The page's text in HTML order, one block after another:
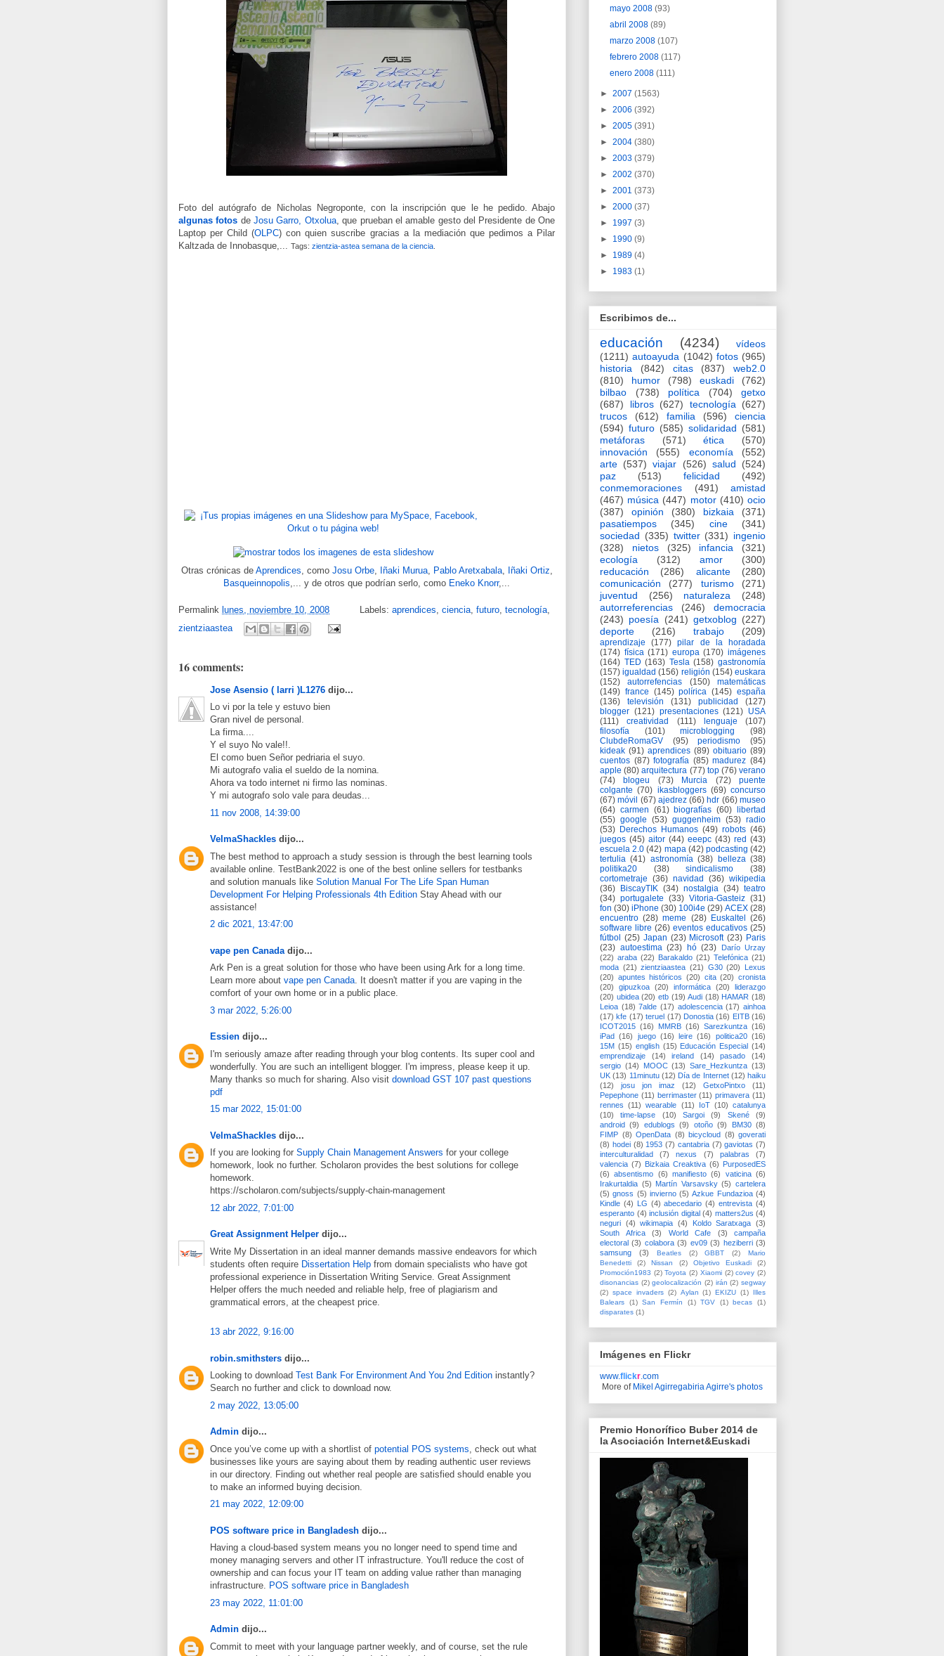
Foto del autógrafo de Nicholas Negroponte, con la inscripción que le he pedido. Abajo
algunas fotos deJosu Garro, Otxolua, que prueban el amable gesto del Presidente de One
Laptop per Child (OLPC) con quien suscribe gracias a la mediación que pedimos a Pilar
Kaltzada de Innobasque,...
Tags: zientzia-astea semana de la ciencia
Otras crónicas de Aprendices , como Josu Orbe, Iñaki Murua, Pablo Aretxabala, Iñaki Ortiz
Basqueinnopolis ,... y de otros que podrían serlo, como Eneko Knorr,...
Permalink lunes, noviembre 10, 2008 Labels: aprendices, ciencia, futuro, tecnología,
zientziaastea
16 comments:
Jose Asensio ( larri )L1276 dijo...
Lo vi por la tele y estuvo bien
Gran nivel de personal.
La firma....
Y el suyo No vale!!.
El como buen Señor pedriaria el suyo.
Mi autografo valia el sueldo de la nomina.
Ahora va todo internet ni firmo las nominas.
Y mi autografo solo vale para deudas...
11 nov 2008, 14:39:00
VelmaShackles dijo...
The best method to approach a study session is through the best learning tools
available online. TestBank2022 is one of the best online sellers for testbanks
and solution manuals like Solution Manual For The Life Span Human
Development For Helping Professionals 4th Edition Stay Ahead with our
assistance!
2 dic 2021, 13:47:00
vape pen Canada dijo...
Ark Pen is a great solution for those who have been using Ark for a long time.
Learn more about vape pen Canada. It doesn't matter if you are vaping in the
comfort of your own home or in a public place.
3 mar 2022, 5:26:00
Essien dijo...
I'm seriously amaze after reading through your blog contents. Its super cool and
wonderfully. You are such an intelligent blogger. I'm impress, please keep it up.
Many thanks so much for sharing. Also visit download GST 107 past questions
pdf
15 mar 2022, 15:01:00
VelmaShackles dijo...
If you are looking for Supply Chain Management Answers for your college
homework, look no further. Scholaron provides the best solutions for college
homework.
https://scholaron.com/subjects/supply-chain-management
12 abr 2022, 7:01:00
Great Assignment Helper dijo...
Write My Dissertation in an ideal manner demands massive endeavors for which
students often require Dissertation Help from domain specialists who have got
professional experience in Dissertation Writing Service. Great Assignment
Helper offers the much needed and reliable help, free of plagiarism and
grammatical errors, at the cheapest price.
13 abr 2022, 9:16:00
robin.smithsters dijo...
Looking to download Test Bank For Environment And You 2nd Edition instantly?
Search no further and click to download now.
2 may 2022, 13:05:00
Admin dijo...
Once you’ve come up with a shortlist of potential POS systems , check out what
businesses like yours are saying about them by reading authentic user reviews
in our directory. Finding out whether real people are satisfied should enable you
to make an informed buying decision.
21 may 2022, 12:09:00
POS software price in Bangladesh dijo...
Having a cloud-based system means you no longer need to spend time and
money managing servers and other IT infrastructure. You'll reduce the cost of
ownership and can focus your IT team on adding value rather than managing
infrastructure. POS software price in Bangladesh
23 may 2022, 11:01:00
Admin dijo...
Commit to meet with your language partner weekly, and of course, set the rule
mayo 2008(93)
abril 2008(89)
marzo 2008(107)
febrero 2008(117)
enero 2008(111)
► 2007 (1563)
► 2006 (392)
► 2005 (391)
► 2004 (380)
► 2003 (379)
► 2002 (370)
► 2001 (373)
► 2000 (37)
► 1997 (3)
► 1990 (9)
► 1989 (4)
► 1983 (1)
Escribimos de...
educación (4234)
vídeos
(1211) autoayuda (1042) fotos (965)
historia
(842) citas (837)
web2.0
(810)
humor (798) euskadi
(762)
bilbao
(738) política (704)
getxo
(687)
libros (627) tecnología
(627)
trucos
(612) familia (596)
ciencia
(594) futuro (585) solidaridad (581)
metáforas
(571) ética
(570)
innovación
(555) economía
(552)
arte (537) viajar (526) salud
(524)
paz
(513) felicidad
(492)
conmemoraciones
(491)
amistad
(467) música (447) motor (410) ocio
(387)
opinión (380) bizkaia
(371)
pasatiempos
(345) cine
(341)
sociedad (335) twitter (331) ingenio
(328)
nietos (325) infancia
(321)
ecología
(312) amor
(300)
reducación
(286) alicante
(280)
comunicación
(277) turismo
(271)
juventud
(256) naturaleza
(248)
autorreferencias
(246)
democracia
(243) poesía (241) getxoblog (227)
deporte
(216) trabajo (209)
aprendizaje (177)
pilar de la horadada
(174) física (171) europa (170) imágenes
(164) TED (163) Tesla (158) gastronomía
(157) igualdad (156) religión (154) euskara
(152)
autorrefencias (150)
matemáticas
(149) france (145) polírica (145) españa
(136)
televisión (131) publicidad
(127)
blogger (121) presentaciones (121) USA
(111)
creatividad (111) lenguaje
(107)
filosofía
(101) microblogging
(98)
ClubdeRomaGV
(95) periodismo
(95)
kideak (91) aprendices (89) obituario (89)
cuentos (87) fotografía (85) madurez (84)
apple (80) arquitectura (77) top (76) verano
(74)
blogeu (73) Murcia (72)
puente
colgante (70) ikasbloggers (69) concurso
(67) móvil (67) ajedrez (66) hdr (66) museo
(64) carmen (61) biografías (60)
libertad
(55) google (53) guggenheim (53) radio
(53) Derechos Humanos (49) robots (46)
juegos (45) aitor (44) eeepc (43) red (43)
escuela 2.0 (42) mapa (42) podcasting (42)
tertulia (41) astronomía (38) belleza (38)
politika20
(38) sindicalismo
(38)
cortometraje (36) navidad (36) wikipedia
(36)
BiscayTIK (34) nostalgia (34) teatro
(34) portugalete (33) Vitoria-Gasteiz (31)
fon (30) iPhone (30) 100i4e (29) ACEX (28)
encuentro (28) meme (28) Euskaltel
(26)
software libre (26) eventos educativos (25)
fútbol (25) Japan (23) Microsoft (23) Paris
(23) autoestima (23) hó (23)
Darío Urzay
(22) araba (22) Barakaldo (21) Telefónica (21)
moda (21) zientziaastea (21) G30 (20)
Lexus
(20) apuntes históricos (20) cita (20) cronista
(20)
gipuzkoa (20) informática (20)
liderazgo
(20) ubidea (20) etb (19) Audi (18) HAMAR (18)
Leioa (18) 7alde (17) adolescencia (17) ainhoa
(17) kfe (17) teruel (17) Donostia (16) EITB (16)
ICOT2015 (16) MMRB (16) Sarezkuntza (16)
iPad (16) juego (16) leire (16) politica20 (16)
15M (15) english (15) Educación Especial (14)
emprendizaje
(14) ireland (14) pasado
(14)
sergio (14) MOOC (13) Sare_Hezkuntza (13)
UK (13) 11minutu (12) Día de Internet (12) haiku
(12)
josu jon imaz (12) GetxoPintxo
(11)
Pepephone (11) berrimaster (11) primavera (11)
rennes (11) wearable (11) IoT (10) catalunya
(10)
time-lapse (10) Sargoi (9) Skené
(9)
android (9) edublogs (9) otoño (9) BM30 (8)
FIMP (8) OpenData (8) bicycloud (8) goverati
(8) hodei (8) 1953 (7) cantabria (7) gaviotas (7)
interculturalidad
(7) nexus (7) palabras
(7)
valencia (7) Bizkaia Creaktiva (6) PurposedES
(6)
absentismo (6) manifiesto (6) vaticina (6)
Irakurtaldia (5) Martín Varsavsky (5) cartelera
(5) gnoss (5) invierno (5) Azkue Fundazioa (4)
Kindle (4) LG (4) abecedario (4) entrevista (4)
esperanto (4) inclusión digital (4) matters2us (4)
neguri (4) wikimapia (4) Koldo Saratxaga (3)
South Africa
(3) World Cafe (3)
campaña
electoral (3) colabora (3) ev09 (3) heziberri (3)
samsung
(3) Beatles (2) GBBT (2)
Mario
Benedetti
(2) Nissan (2) Objetivo Euskadi
(2)
Promoción1983 (2) Toyota (2) Xiaomi (2) covey (2)
disonancias (2) geolocalización (2) irán (2) segway
(2) space invaders (2) Aylan (1) EKIZU (1)
Illes
Balears
(1) San Fermín (1) TGV (1) becas
(1)
disparates (1)
Imágenes en Flickr
www.flickr .com
More of Mikel Agirregabiria Agirre's photos
Premio Honorífico Buber 2014 de
la Asociación Internet&Euskadi